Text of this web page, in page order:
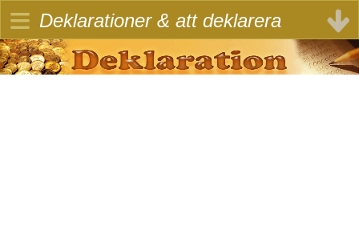
Deklarationer & att deklarera
≡